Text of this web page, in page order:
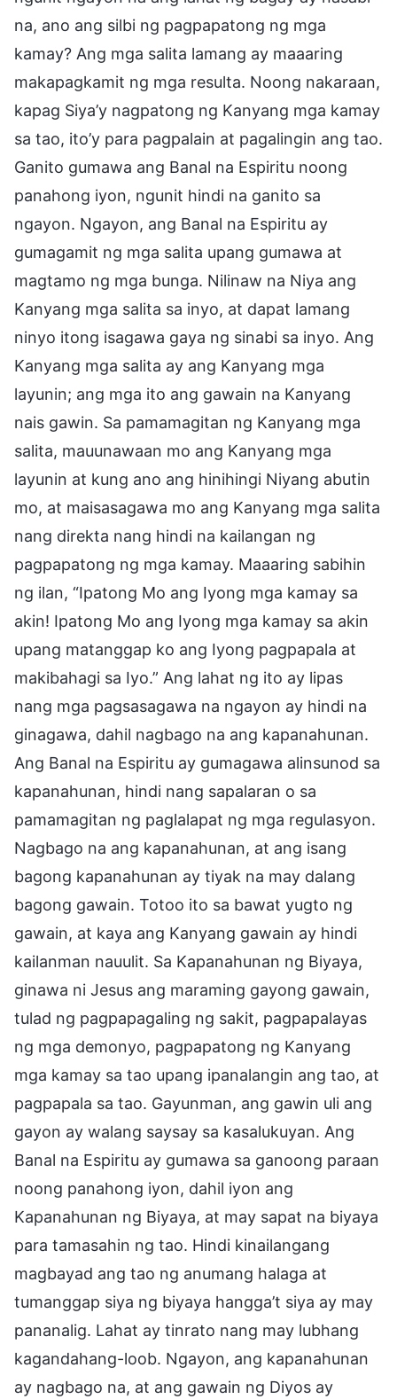
na, ano ang silbi ng pagpapatong ng mga
kamay? Ang mga salita lamang ay maaaring
makapagkamit ng mga resulta. Noong nakaraan,
kapag Siya’y nagpatong ng Kanyang mga kamay
sa tao, ito’y para pagpalain at pagalingin ang tao.
Ganito gumawa ang Banal na Espiritu noong
panahong iyon, ngunit hindi na ganito sa
ngayon. Ngayon, ang Banal na Espiritu ay
gumagamit ng mga salita upang gumawa at
magtamo ng mga bunga. Nilinaw na Niya ang
Kanyang mga salita sa inyo, at dapat lamang
ninyo itong isagawa gaya ng sinabi sa inyo. Ang
Kanyang mga salita ay ang Kanyang mga
layunin; ang mga ito ang gawain na Kanyang
nais gawin. Sa pamamagitan ng Kanyang mga
salita, mauunawaan mo ang Kanyang mga
layunin at kung ano ang hinihingi Niyang abutin
mo, at maisasagawa mo ang Kanyang mga salita
nang direkta nang hindi na kailangan ng
pagpapatong ng mga kamay. Maaaring sabihin
ng ilan, “Ipatong Mo ang Iyong mga kamay sa
akin! Ipatong Mo ang Iyong mga kamay sa akin
upang matanggap ko ang Iyong pagpapala at
makibahagi sa Iyo.” Ang lahat ng ito ay lipas
nang mga pagsasagawa na ngayon ay hindi na
ginagawa, dahil nagbago na ang kapanahunan.
Ang Banal na Espiritu ay gumagawa alinsunod sa
kapanahunan, hindi nang sapalaran o sa
pamamagitan ng paglalapat ng mga regulasyon.
Nagbago na ang kapanahunan, at ang isang
bagong kapanahunan ay tiyak na may dalang
bagong gawain. Totoo ito sa bawat yugto ng
gawain, at kaya ang Kanyang gawain ay hindi
kailanman nauulit. Sa Kapanahunan ng Biyaya,
ginawa ni Jesus ang maraming gayong gawain,
tulad ng pagpapagaling ng sakit, pagpapalayas
ng mga demonyo, pagpapatong ng Kanyang
mga kamay sa tao upang ipanalangin ang tao, at
pagpapala sa tao. Gayunman, ang gawin uli ang
gayon ay walang saysay sa kasalukuyan. Ang
Banal na Espiritu ay gumawa sa ganoong paraan
noong panahong iyon, dahil iyon ang
Kapanahunan ng Biyaya, at may sapat na biyaya
para tamasahin ng tao. Hindi kinailangang
magbayad ang tao ng anumang halaga at
tumanggap siya ng biyaya hangga’t siya ay may
pananalig. Lahat ay tinrato nang may lubhang
kagandahang-loob. Ngayon, ang kapanahunan
ay nagbago na, at ang gawain ng Diyos ay